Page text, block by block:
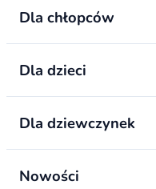
Dla chłopców
Dla dzieci
Dla dziewczynek
Nowości